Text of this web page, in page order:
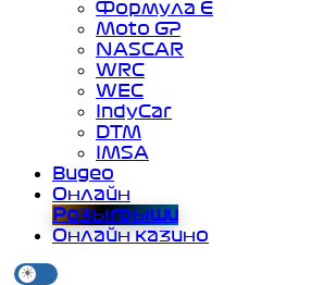
Формула Е
Moto GP
NASCAR
WRC
WEC
IndyCar
DTM
IMSA
Видео
Онлайн
Розыгрыши
Онлайн казино